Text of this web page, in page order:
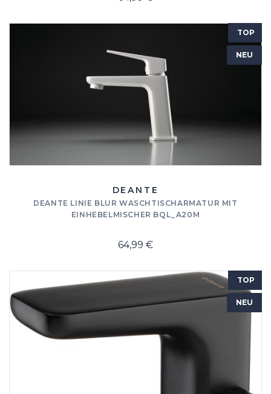
TOP
NEU
DEANTE
DEANTE LINIE BLUR WASCHTISCHARMATUR MIT
EINHEBELMISCHER BQL_A20M
64,99 €
TOP
NEU